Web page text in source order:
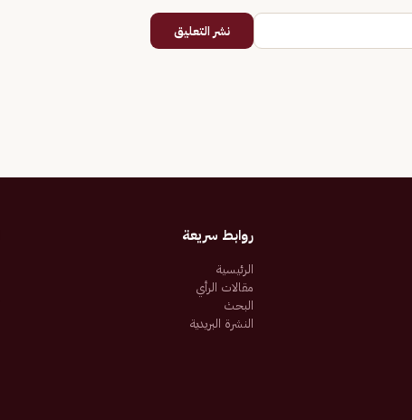
نشر التعليق
روابط سريعة
الرئيسية
مقالات الرأي
البحث
النشرة البريدية